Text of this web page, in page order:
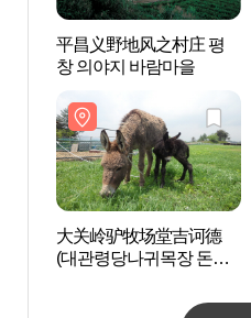
平昌义野地风之村庄 평
창 의야지 바람마을
大关岭驴牧场堂吉诃德
(대관령당나귀목장 돈키